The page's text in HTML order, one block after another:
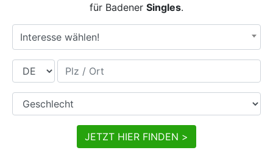
für Badener Singles.
Interesse wählen!
Land Plz / Ort
Geschlecht
JETZT HIER FINDEN >